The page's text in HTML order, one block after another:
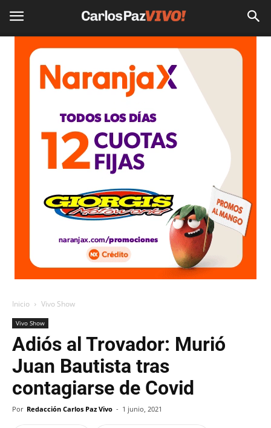
Inicio Vivo Show
Vivo Show
Adiós al Trovador: Murió
Juan Bautista tras
contagiarse de Covid
Por Redacción Carlos Paz Vivo - 1 junio, 2021